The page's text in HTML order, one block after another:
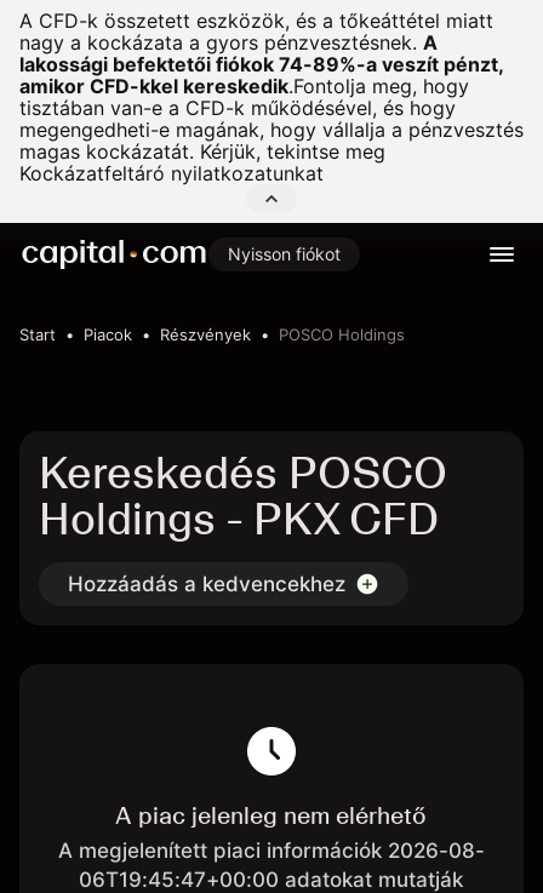
A CFD-k összetett eszközök, és a tőkeáttétel miatt
nagy a kockázata a gyors pénzvesztésnek. A
lakossági befektetői fiókok 74-89%-a veszít pénzt,
amikor CFD-kkel kereskedik.Fontolja meg, hogy
tisztában van-e a CFD-k működésével, és hogy
megengedheti-e magának, hogy vállalja a pénzvesztés
magas kockázatát. Kérjük, tekintse meg
Kockázatfeltáró nyilatkozatunkat
Nyisson fiókot
Start Piacok Részvények POSCO Holdings
Kereskedés POSCO
Holdings - PKX CFD
Hozzáadás a kedvencekhez
A piac jelenleg nem elérhető
A megjelenített piaci információk 2026-08-
06T19:45:47+00:00 adatokat mutatják